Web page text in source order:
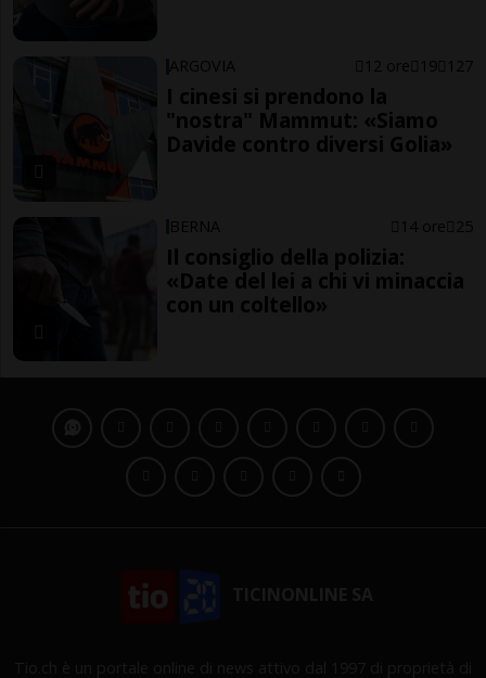
ARGOVIA 12 ore 19 127
I cinesi si prendono la
"nostra" Mammut: «Siamo
Davide contro diversi Golia»
BERNA 14 ore 25
Il consiglio della polizia:
«Date del lei a chi vi minaccia
con un coltello»